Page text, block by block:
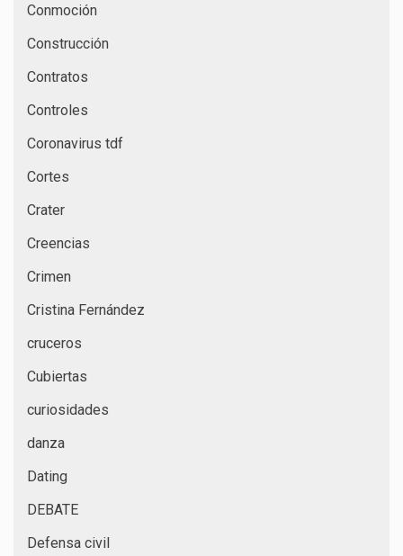
Conmoción
Construcción
Contratos
Controles
Coronavirus tdf
Cortes
Crater
Creencias
Crimen
Cristina Fernández
cruceros
Cubiertas
curiosidades
danza
Dating
DEBATE
Defensa civil